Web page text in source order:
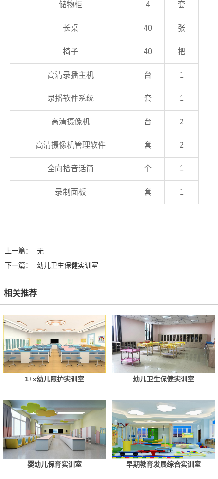
储物柜 4 套
长桌 40 张
椅子 40 把
高清录播主机 台 1
录播软件系统 套 1
高清摄像机 台 2
高清摄像机管理软件 套 2
全向拾音话筒 个 1
录制面板 套 1
上一篇：
无
下一篇：
幼儿卫生保健实训室
相关推荐
1+x幼儿照护实训室 幼儿卫生保健实训室
婴幼儿保育实训室 早期教育发展综合实训室